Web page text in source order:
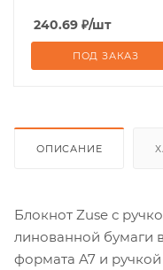
240.69 ₽/шт
ПОД ЗАКАЗ
ОПИСАНИЕ
Блокнот Zuse с
линованной бумаги
формата A7 и